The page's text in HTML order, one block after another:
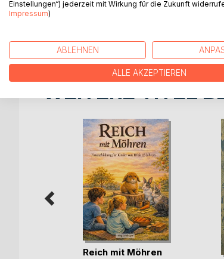
Groß und Klein, Dick und Dünn und
WEITERE TITEL
Reich mit Möhren
Einstellungen“) jederzeit mit Wirkung für die Zukunft
Impressum)
ABLEHNEN
ALLE AKZEPTIEREN